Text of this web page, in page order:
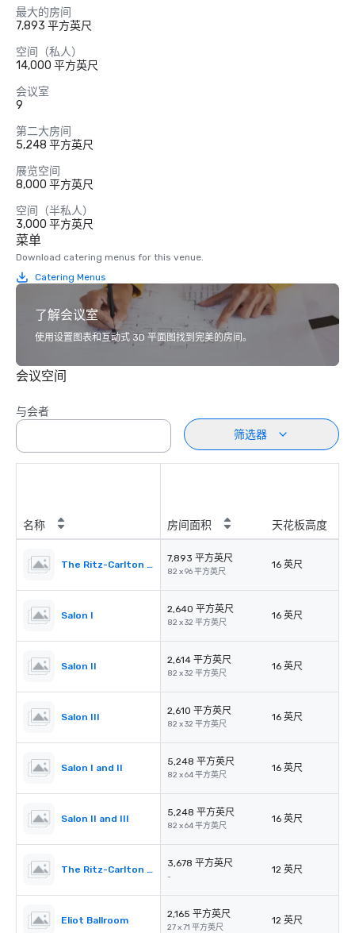
最大的房间
7,893 平方英尺
空间（私人）
14,000 平方英尺
会议室
9
第二大房间
5,248 平方英尺
展览空间
8,000 平方英尺
空间（半私人）
3,000 平方英尺
菜单
Download catering menus for this venue.
Catering Menus
了解会议室
使用设置图表和互动式 3D 平面图找到完美的房间。
会议空间
与会者
筛选器
名称 房间面积 天花板高度
The Ritz-Carlton Ballroom
7,893 平方英尺
82 x 96 平方英尺
16 英尺
Salon I
2,640 平方英尺
82 x 32 平方英尺
16 英尺
Salon II
2,614 平方英尺
82 x 32 平方英尺
16 英尺
Salon III
2,610 平方英尺
82 x 32 平方英尺
16 英尺
Salon I and II
5,248 平方英尺
82 x 64 平方英尺
16 英尺
Salon II and III
5,248 平方英尺
82 x 64 平方英尺
16 英尺
The Ritz-Carlton Pre-Function
3,678 平方英尺
-
12 英尺
Eliot Ballroom
2,165 平方英尺
27 x 71 平方英尺
12 英尺